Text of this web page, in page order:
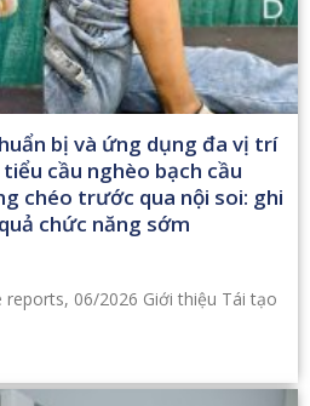
bị và ứng dụng đa vị trí
cầu nghèo bạch cầu
chéo trước qua nội soi: ghi
chức năng sớm
06/2026 Giới thiệu Tái tạo